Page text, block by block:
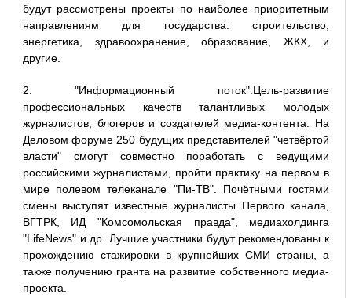
будут рассмотрены проекты по наиболее приоритетным
направлениям для государства: строительство,
энергетика, здравоохранение, образование, ЖКХ, и
другие.
2. "Информационный поток".Цель-развитие
профессиональных качеств талантливых молодых
журналистов, блогеров и создателей медиа-контента. На
Деловом форуме 250 будущих представителей "четвёртой
власти" смогут совместно поработать с ведущими
российскими журналистами, пройти практику на первом в
мире полевом телеканале "Пи-ТВ". Почётными гостями
смены выступят известные журналисты Первого канала,
ВГТРК, ИД "Комсомольская правда", медиахолдинга
"LifeNews" и др. Лучшие участники будут рекомендованы к
прохождению стажировки в крупнейших СМИ страны, а
также получению гранта на развитие собственного медиа-
проекта.